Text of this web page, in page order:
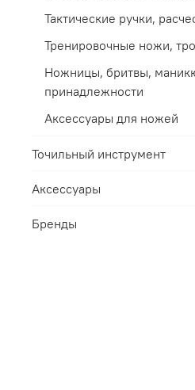
Тактические ручки,
Тренировочные ножи,
Ножницы, бритвы,
принадлежности
Аксессуары для ножей
Точильный инструмент
Аксессуары
Бренды